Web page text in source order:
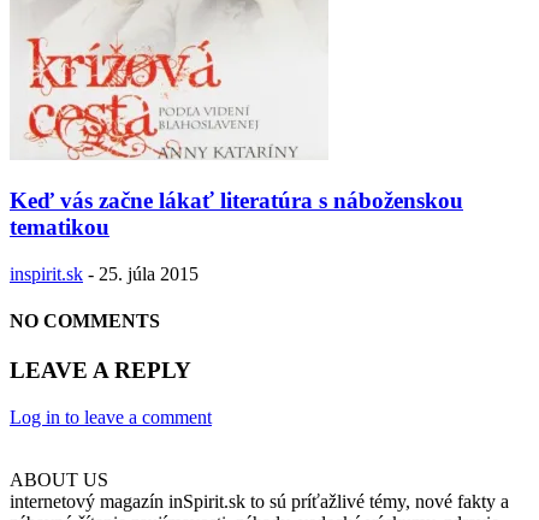
Keď vás začne lákať literatúra s náboženskou
tematikou
inspirit.sk - 25. júla 2015
NO COMMENTS
LEAVE A REPLY
Log in to leave a comment
ABOUT US
internetový magazín inSpirit.sk to sú príťažlivé témy, nové fakty a